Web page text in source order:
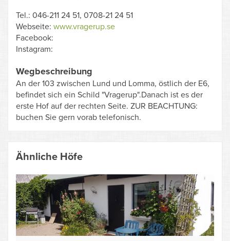
Tel.: 046-211 24 51, 0708-21 24 51
Webseite: www.vragerup.se
Facebook:
Instagram:
Wegbeschreibung
An der 103 zwischen Lund und Lomma, östlich der E6,
befindet sich ein Schild "Vragerup".Danach ist es der
erste Hof auf der rechten Seite. ZUR BEACHTUNG:
buchen Sie gern vorab telefonisch.
Ähnliche Höfe